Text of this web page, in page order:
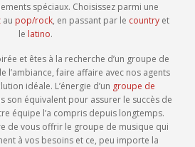
spéciaux. Choisissez parmi une
au pop/rock, en passant par le countryet
le latino.
et êtes à la recherche d’un groupe de
l’ambiance, faire affaire avec nos agents
idéale. L’énergie d’un groupe de
son équivalent pour assurer le succès de
équipe l’a compris depuis longtemps.
de vous offrir le groupe de musique qui
à vos besoins et ce, peu importe la